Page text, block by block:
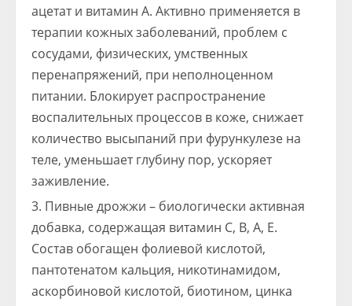
ацетат и витамин А. Активно применяется в
терапии кожных заболеваний, проблем с
сосудами, физических, умственных
перенапряжений, при неполноценном
питании. Блокирует распространение
воспалительных процессов в коже, снижает
количество высыпаний при фурункулезе на
теле, уменьшает глубину пор, ускоряет
заживление.
Пивные дрожжи – биологически активная
добавка, содержащая витамин С, В, А, Е.
Состав обогащен фолиевой кислотой,
пантотенатом кальция, никотинамидом,
аскорбиновой кислотой, биотином, цинка